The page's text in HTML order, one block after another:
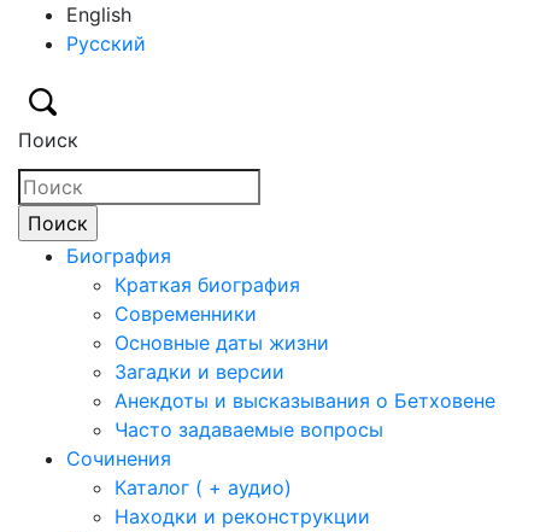
English
Русский
Поиск
Биография
Краткая биография
Современники
Основные даты жизни
Загадки и версии
Анекдоты и высказывания о Бетховене
Часто задаваемые вопросы
Сочинения
Каталог ( + аудио)
Находки и реконструкции